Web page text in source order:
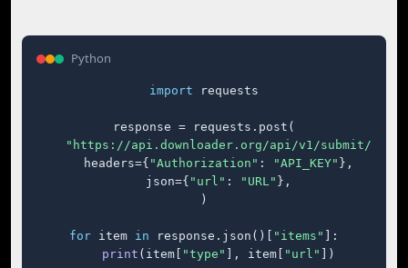
Python
import requests
response = requests.post(
"https://api.downloader.org/api/v1/submit/"
    headers={
"Authorization" : "API_KEY" },
    json={
"url" : "URL" },
)
for item in response.json()[ "items"
]:
print (item[ "type" ], item[ "url" ])